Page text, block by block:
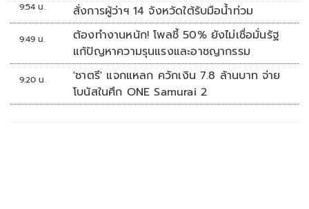
9:54 น. สั่งการผู้ว่าฯ 14 จังหวัดใต้รับมือน้ำท่วม
9:49 น.
ต้องทำงานหนัก! โพลชี้ 50% ยังไม่เชื่อมั่นรัฐ
แก้ปัญหาความรุนแรงและอาชญากรรม
9:20 น.
'ชาตรี' แจกแหลก ควักเงิน 7.8 ล้านบาท จ่าย
โบนัสในศึก ONE Samurai 2